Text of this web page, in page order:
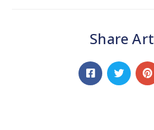
Share